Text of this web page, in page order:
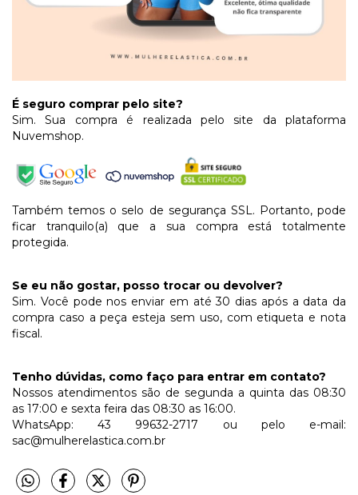
É seguro comprar pelo site?
Sim. Sua compra é realizada pelo site da plataforma
Nuvemshop.
Também temos o selo de segurança SSL. Portanto, pode
ficar tranquilo(a) que a sua compra está totalmente
protegida.
Se eu não gostar, posso trocar ou devolver?
Sim. Você pode nos enviar em até 30 dias após a data da
compra caso a peça esteja sem uso, com etiqueta e nota
fiscal.
Tenho dúvidas, como faço para entrar em contato?
Nossos atendimentos são de segunda a quinta das 08:30
as 17:00 e sexta feira das 08:30 as 16:00.
WhatsApp: 43 99632-2717 ou pelo e-mail:
sac@mulherelastica.com.br